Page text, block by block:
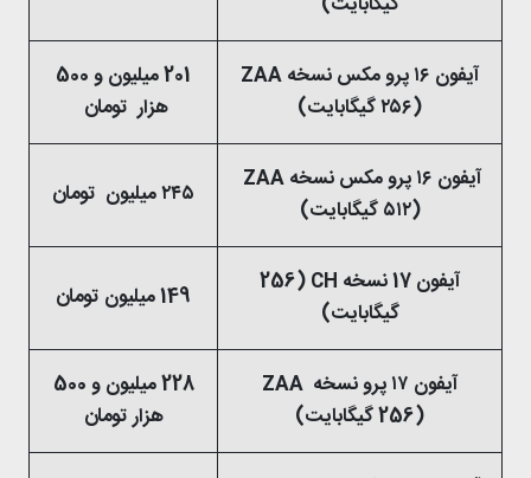
آیفون ۱۶ پرو مکس نسخه ZAA
(۲۵۶ گیگابایت)
201 میلیون و 500
هزار تومان
(۵۱۲ گیگابایت)
۲۴۵ میلیون تومان
آیفون 17 نسخه CH (256
گیگابایت)
149 میلیون تومان
آیفون ۱۷ پرو نسخه ZAA
(256 گیگابایت)
228 میلیون و 500
هزار تومان